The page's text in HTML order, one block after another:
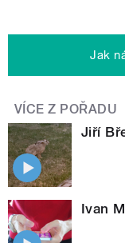
Jak
VÍCE Z POŘADU
Jiří
Ivan